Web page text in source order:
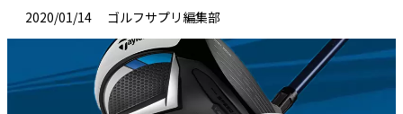
2020/01/14 ゴルフサプリ編集部